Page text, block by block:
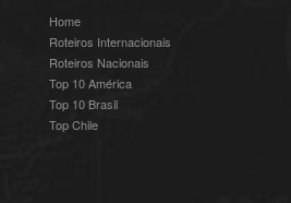
Home
Roteiros Internacionais
Roteiros Nacionais
Top 10 América
Top 10 Brasil
Top Chile